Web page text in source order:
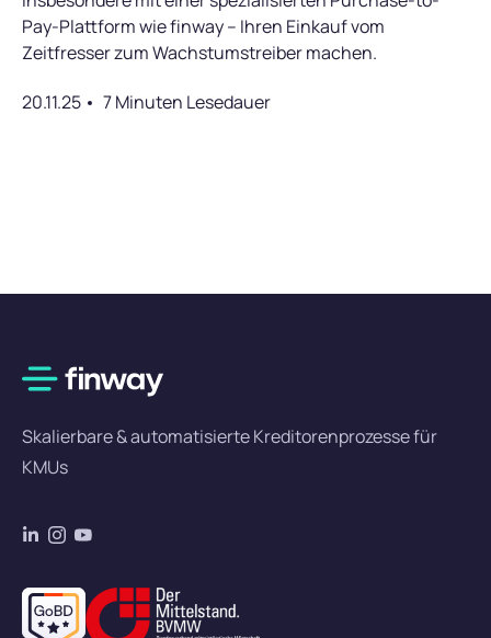
Pay-Plattform wie finway – Ihren Einkauf vom
Zeitfresser zum Wachstumstreiber machen.
20.11.25 7 Minuten Lesedauer
Skalierbare & automatisierte Kreditorenprozesse für
KMUs